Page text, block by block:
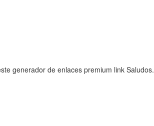
generador de enlaces premium link Saludos.